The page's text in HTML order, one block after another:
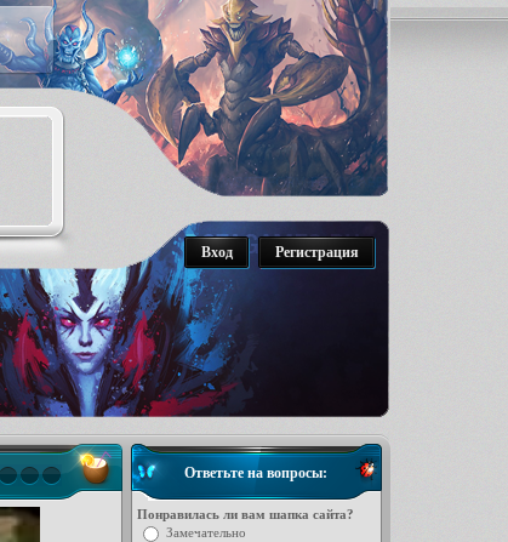
Регистрация
Вход
Ответьте на вопросы:
Понравилась ли вам шапка сайта?
Замечательно